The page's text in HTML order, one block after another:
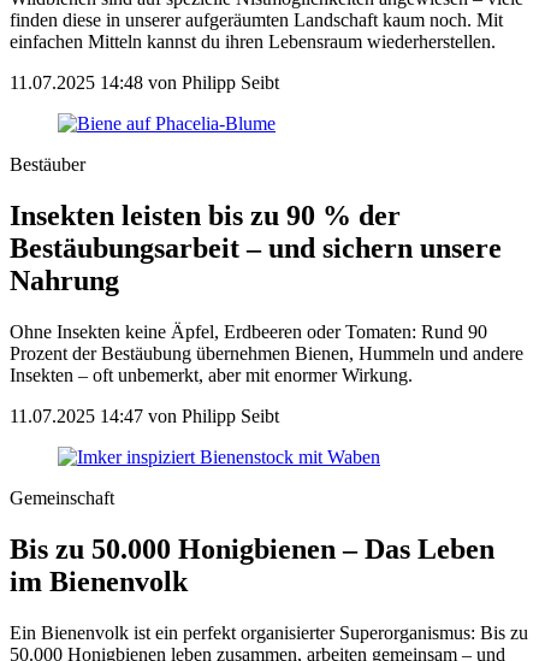
finden diese in unserer aufgeräumten Landschaft kaum noch. Mit
einfachen Mitteln kannst du ihren Lebensraum wiederherstellen.
11.07.2025 14:48 von Philipp Seibt
Bestäuber
Insekten leisten bis zu 90 % der
Bestäubungsarbeit – und sichern unsere
Nahrung
Ohne Insekten keine Äpfel, Erdbeeren oder Tomaten: Rund 90
Prozent der Bestäubung übernehmen Bienen, Hummeln und andere
Insekten – oft unbemerkt, aber mit enormer Wirkung.
11.07.2025 14:47 von Philipp Seibt
Gemeinschaft
Bis zu 50.000 Honigbienen – Das Leben
im Bienenvolk
Ein Bienenvolk ist ein perfekt organisierter Superorganismus: Bis zu
50.000 Honigbienen leben zusammen, arbeiten gemeinsam – und